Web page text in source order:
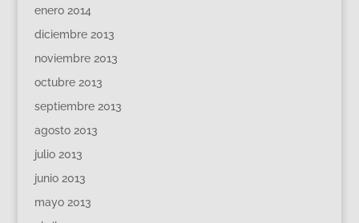
enero 2014
diciembre 2013
noviembre 2013
octubre 2013
septiembre 2013
agosto 2013
julio 2013
junio 2013
mayo 2013